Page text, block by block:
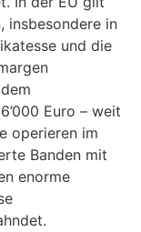
insbesondere in
und die
Euro – weit
operieren im
Banden mit
enorme